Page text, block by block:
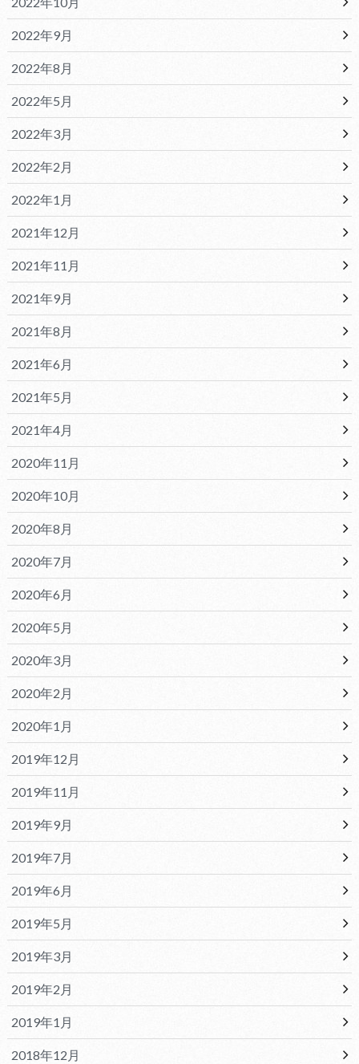
2022年9月
2022年8月
2022年5月
2022年3月
2022年2月
2022年1月
2021年12月
2021年11月
2021年9月
2021年8月
2021年6月
2021年5月
2021年4月
2020年11月
2020年10月
2020年8月
2020年7月
2020年6月
2020年5月
2020年3月
2020年2月
2020年1月
2019年12月
2019年11月
2019年9月
2019年7月
2019年6月
2019年5月
2019年3月
2019年2月
2019年1月
2018年12月